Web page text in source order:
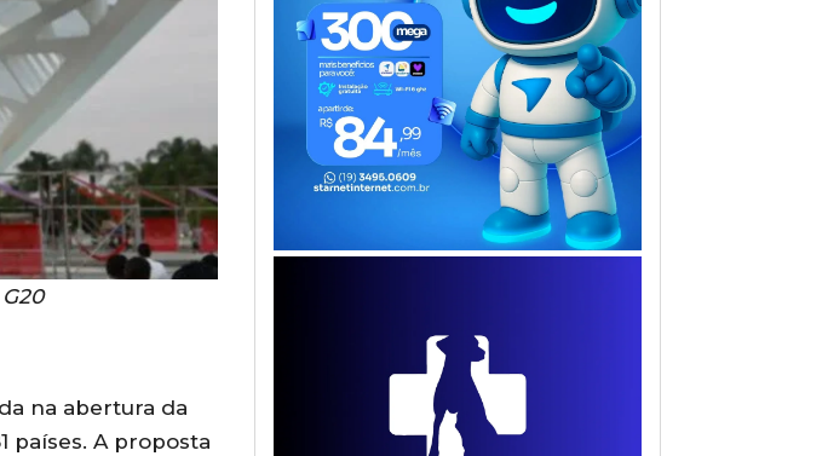
na abertura da
países. A proposta